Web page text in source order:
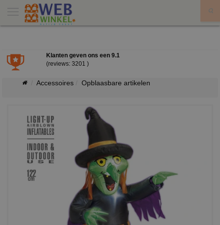
Klanten geven ons een 9.1
(reviews: 3201 )
Accessoires Opblaasbare artikelen